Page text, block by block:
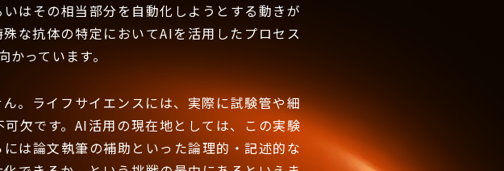
はその相当部分を自動化しようとする動きが
な抗体の特定においてAIを活用したプロセス
っています。
。ライフサイエンスには、実際に試験管や細
欠です。AI活用の現在地としては、この実験
は論文執筆の補助といった論理的・記述的な